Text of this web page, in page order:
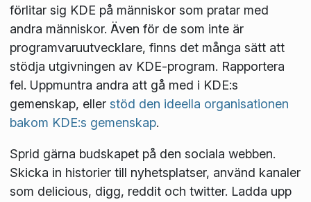
förlitar sig KDE på människor som pratar med
andra människor. Även för de som inte är
programvaruutvecklare, finns det många sätt att
stödja utgivningen av KDE-program. Rapportera
fel. Uppmuntra andra att gå med i KDE:s
gemenskap, eller stöd den ideella organisationen
bakom KDE:s gemenskap.
Sprid gärna budskapet på den sociala webben.
Skicka in historier till nyhetsplatser, använd kanaler
som delicious, digg, reddit och twitter. Ladda upp